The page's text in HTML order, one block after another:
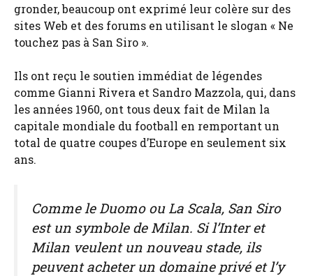
gronder, beaucoup ont exprimé leur colère sur des
sites Web et des forums en utilisant le slogan « Ne
touchez pas à San Siro ».
Ils ont reçu le soutien immédiat de légendes
comme Gianni Rivera et Sandro Mazzola, qui, dans
les années 1960, ont tous deux fait de Milan la
capitale mondiale du football en remportant un
total de quatre coupes d’Europe en seulement six
ans.
Comme le Duomo ou La Scala, San Siro
est un symbole de Milan. Si l’Inter et
Milan veulent un nouveau stade, ils
peuvent acheter un domaine privé et l’y